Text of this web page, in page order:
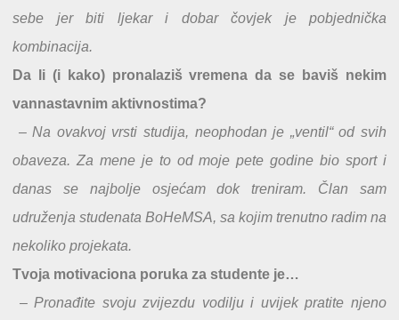
sebe jer biti ljekar i dobar čovjek je pobjednička
kombinacija.
Da li (i kako) pronalaziš vremena da se baviš nekim
vannastavnim aktivnostima?
– Na ovakvoj vrsti studija, neophodan je „ventil“ od svih
obaveza. Za mene je to od moje pete godine bio sport i
danas se najbolje osjećam dok treniram. Član sam
udruženja studenata BoHeMSA, sa kojim trenutno radim na
nekoliko projekata.
Tvoja motivaciona poruka za studente je…
– Pronađite svoju zvijezdu vodilju i uvijek pratite njeno